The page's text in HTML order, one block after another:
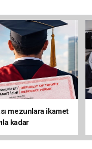
mezunlara ikamet
kadar